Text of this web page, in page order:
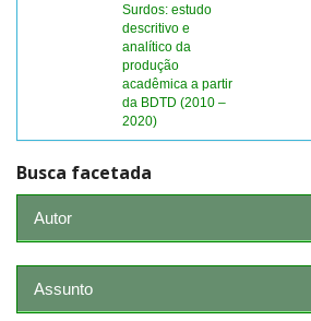
Surdos: estudo
descritivo e
analítico da
produção
acadêmica a partir
da BDTD (2010 –
2020)
Busca facetada
Autor
Assunto